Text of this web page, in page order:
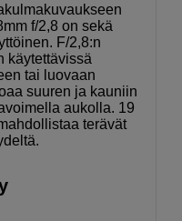
f/2,8 on sekä
F/2,8:n
käytettävissä
tai luovaan
suuren ja kauniin
aukolla. 19
terävät